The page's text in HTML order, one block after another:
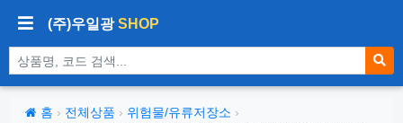
(주)우일광SHOP
상품 검색
홈 › 전체상품 › 위험물/유류저장소 ›